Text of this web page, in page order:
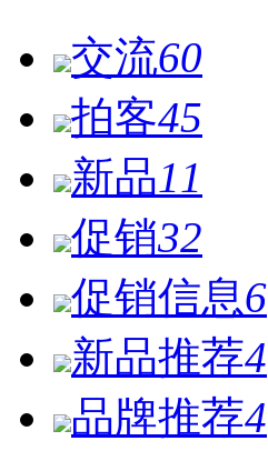
交流60
拍客45
新品11
促销32
促销信息6
新品推荐4
品牌推荐4